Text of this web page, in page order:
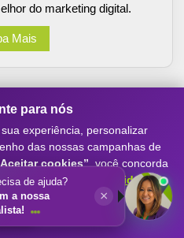
do marketing digital.
Mais
para nós
experiência, personalizar
das nossas campanhas de
cookies” , você concorda
Política de Privacidade.
de ajuda?
a nossa
×